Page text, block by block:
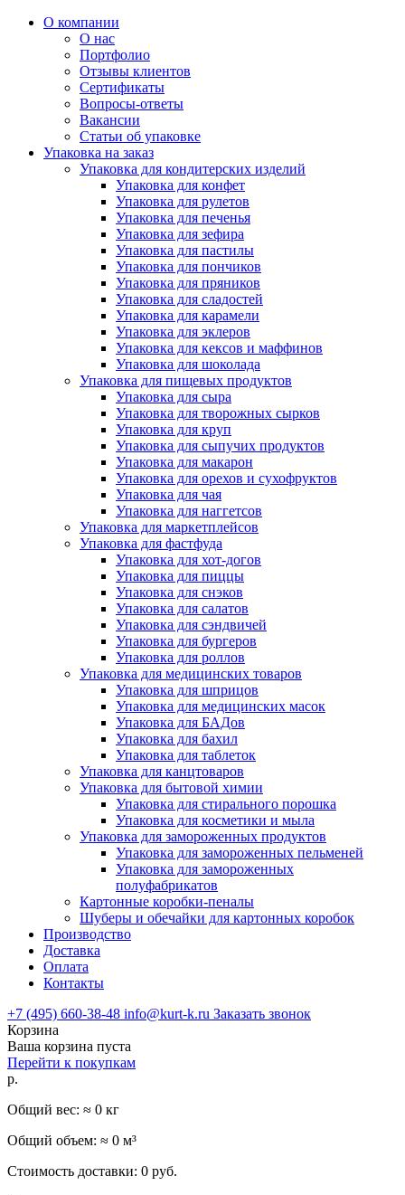
О компании
О нас
Портфолио
Отзывы клиентов
Сертификаты
Вопросы-ответы
Вакансии
Статьи об упаковке
Упаковка на заказ
Упаковка для кондитерских изделий
Упаковка для конфет
Упаковка для рулетов
Упаковка для печенья
Упаковка для зефира
Упаковка для пастилы
Упаковка для пончиков
Упаковка для пряников
Упаковка для сладостей
Упаковка для карамели
Упаковка для эклеров
Упаковка для кексов и маффинов
Упаковка для шоколада
Упаковка для пищевых продуктов
Упаковка для сыра
Упаковка для творожных сырков
Упаковка для круп
Упаковка для сыпучих продуктов
Упаковка для макарон
Упаковка для орехов и сухофруктов
Упаковка для чая
Упаковка для наггетсов
Упаковка для маркетплейсов
Упаковка для фастфуда
Упаковка для хот-догов
Упаковка для пиццы
Упаковка для снэков
Упаковка для салатов
Упаковка для сэндвичей
Упаковка для бургеров
Упаковка для роллов
Упаковка для медицинских товаров
Упаковка для шприцов
Упаковка для медицинских масок
Упаковка для БАДов
Упаковка для бахил
Упаковка для таблеток
Упаковка для канцтоваров
Упаковка для бытовой химии
Упаковка для стирального порошка
Упаковка для косметики и мыла
Упаковка для замороженных продуктов
Упаковка для замороженных пельменей
Упаковка для замороженных
полуфабрикатов
Картонные коробки-пеналы
Шуберы и обечайки для картонных коробок
Производство
Доставка
Оплата
Контакты
+7 (495) 660-38-48 info@kurt-k.ru Заказать звонок
Корзина
Ваша корзина пуста
Перейти к покупкам
р.
Общий вес: ≈ 0 кг
Общий объем: ≈ 0 м³
Стоимость доставки: 0 руб.